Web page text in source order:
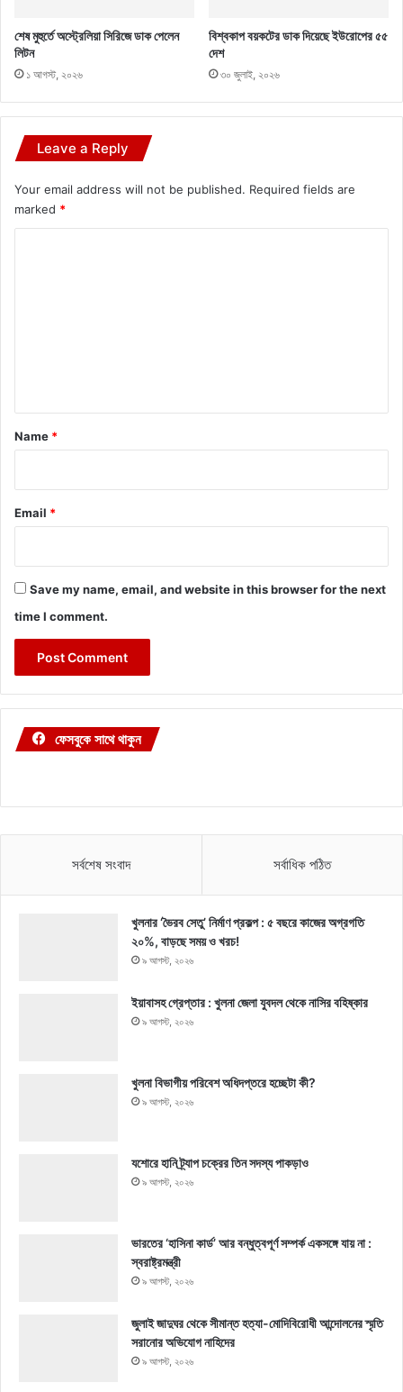
শেষ মুহুর্তে অস্ট্রেলিয়া সিরিজে ডাক পেলেন
লিটন
১ আগস্ট, ২০২৬
বিশ্বকাপ বয়কটের ডাক দিয়েছে ইউরোপের ৫৫
দেশ
৩০ জুলাই, ২০২৬
Leave a Reply
Your email address will not be published. Required fields are
marked *
*
Name *
Email *
Save my name, email, and website in this browser for the next
time I comment.
ফেসবুকে সাথে থাকুন
সর্বশেষ সংবাদ সর্বাধিক পঠিত
খুলনার ‘ভৈরব সেতু’ নির্মাণ প্রকল্প : ৫ বছরে কাজের অগ্রগতি
২০%, বাড়ছে সময় ও খরচ!
৯ আগস্ট, ২০২৬
ইয়াবাসহ গ্রেপ্তার : খুলনা জেলা যুবদল থেকে নাসির বহিষ্কার
৯ আগস্ট, ২০২৬
খুলনা বিভাগীয় পরিবেশ অধিদপ্তরে হচ্ছেটা কী?
৯ আগস্ট, ২০২৬
যশোরে হানি ট্র্যাপ চক্রের তিন সদস্য পাকড়াও
৯ আগস্ট, ২০২৬
ভারতের ‘হাসিনা কার্ড’ আর বন্ধুত্বপূর্ণ সম্পর্ক একসঙ্গে যায় না :
স্বরাষ্ট্রমন্ত্রী
৯ আগস্ট, ২০২৬
জুলাই জাদুঘর থেকে সীমান্ত হত্যা-মোদিবিরোধী আন্দোলনের স্মৃতি
সরানোর অভিযোগ নাহিদের
৯ আগস্ট, ২০২৬